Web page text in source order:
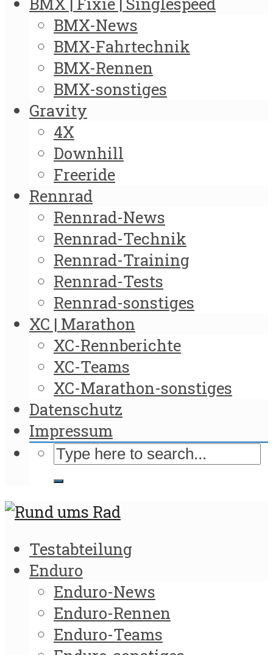
BMX-News
BMX-Fahrtechnik
BMX-Rennen
BMX-sonstiges
Gravity
4X
Downhill
Freeride
Rennrad
Rennrad-News
Rennrad-Technik
Rennrad-Training
Rennrad-Tests
Rennrad-sonstiges
XC | Marathon
XC-Rennberichte
XC-Teams
XC-Marathon-sonstiges
Datenschutz
Impressum
Testabteilung
Enduro
Enduro-News
Enduro-Rennen
Enduro-Teams